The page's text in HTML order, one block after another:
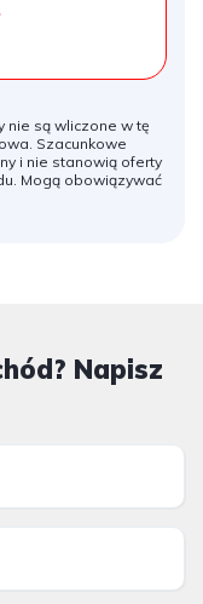
nie są wliczone w tę
Szacunkowe
i nie stanowią oferty
Mogą obowiązywać
Napisz